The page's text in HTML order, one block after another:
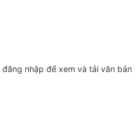
đăng nhập để xem và tải văn bản